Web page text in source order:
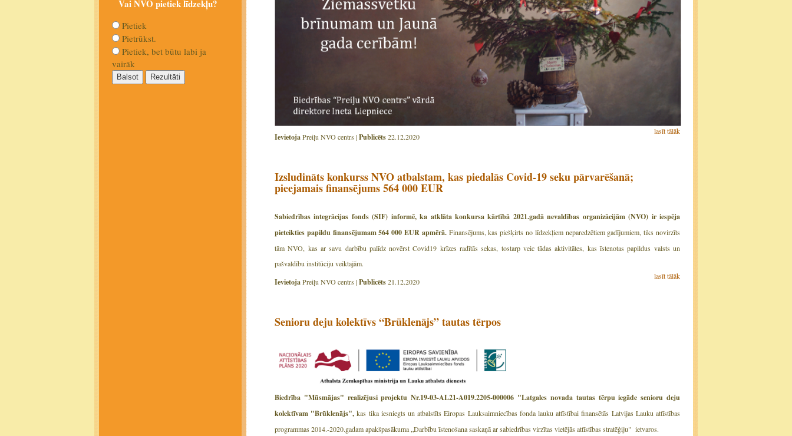
lasīt tālāk
IevietojaPreiļu NVO centrs |Publicēts22.12.2020
Izsludināts konkurss NVO atbalstam, kas piedalās Covid-19 seku pārvarēšanā;
pieejamais finansējums 564 000 EUR
Sabiedrības integrācijas fonds (SIF) informē, ka atklāta konkursa kārtībā 2021.gadā nevaldības organizācijām (NVO) ir iespēja
pieteikties papildu finansējumam 564 000 EUR apmērā. Finansējums, kas piešķirts no līdzekļiem neparedzētiem gadījumiem, tiks novirzīts
tām NVO, kas ar savu darbību palīdz novērst Covid19 krīzes radītās sekas, tostarp veic tādas aktivitātes, kas īstenotas papildus valsts un
pašvaldību institūciju veiktajām.
lasīt tālāk
IevietojaPreiļu NVO centrs |Publicēts21.12.2020
Senioru deju kolektīvs “Brūklenājs” tautas tērpos
Biedrība "Mūsmājas" realizējusi projektu Nr.19-03-AL21-A019.2205-000006 "Latgales novada tautas tērpu iegāde senioru deju
kolektīvam "Brūklenājs",kas tika iesniegts un atbalstīts Eiropas Lauksaimniecības fonda lauku attīstībai finansētās Latvijas Lauku attīstības
programmas 2014.-2020.gadam apakšpasākuma „Darbību īstenošana saskaņā ar sabiedrības virzītas vietējās attīstības stratēģiju" ietvaros.
Vai NVO pietiek līdzekļu?
Pietiek
Pietrūkst.
Pietiek, bet būtu labi ja
vairāk